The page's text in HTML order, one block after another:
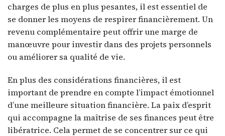
charges de plus en plus pesantes, il est essentiel de
se donner les moyens de respirer financièrement. Un
revenu complémentaire peut offrir une marge de
manœuvre pour investir dans des projets personnels
ou améliorer sa qualité de vie.
En plus des considérations financières, il est
important de prendre en compte l’impact émotionnel
d’une meilleure situation financière. La paix d’esprit
qui accompagne la maîtrise de ses finances peut être
libératrice. Cela permet de se concentrer sur ce qui